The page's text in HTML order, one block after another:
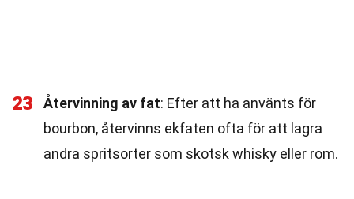
23 Återvinning av fat: Efter att ha använts för
bourbon, återvinns ekfaten ofta för att lagra
andra spritsorter som skotsk whisky eller rom.